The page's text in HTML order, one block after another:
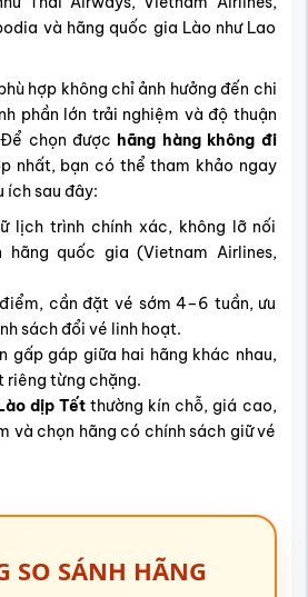
và hãng quốc gia Lào như Lao
hợp không chỉ ảnh hưởng đến chi
phần lớn trải nghiệm và độ thuận
Để chọn được hãng hàng không đi
nhất, bạn có thể tham khảo ngay
ích sau đây:
lịch trình chính xác, không lỡ nối
hãng quốc gia (Vietnam Airlines,
cần đặt vé sớm 4–6 tuần, ưu
sách đổi vé linh hoạt.
gấp gáp giữa hai hãng khác nhau,
riêng từng chặng.
dịp Tếtthường kín chỗ, giá cao,
và chọn hãng có chính sách giữ vé
SO SÁNH HÃNG